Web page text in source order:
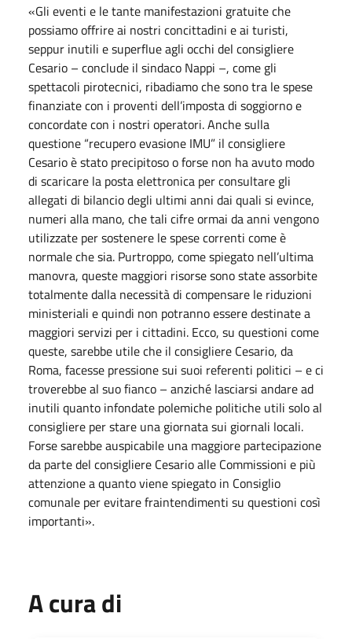
«Gli eventi e le tante manifestazioni gratuite che
possiamo offrire ai nostri concittadini e ai turisti,
seppur inutili e superflue agli occhi del consigliere
Cesario – conclude il sindaco Nappi –, come gli
spettacoli pirotecnici, ribadiamo che sono tra le spese
finanziate con i proventi dell’imposta di soggiorno e
concordate con i nostri operatori. Anche sulla
questione “recupero evasione IMU” il consigliere
Cesario è stato precipitoso o forse non ha avuto modo
di scaricare la posta elettronica per consultare gli
allegati di bilancio degli ultimi anni dai quali si evince,
numeri alla mano, che tali cifre ormai da anni vengono
utilizzate per sostenere le spese correnti come è
normale che sia. Purtroppo, come spiegato nell’ultima
manovra, queste maggiori risorse sono state assorbite
totalmente dalla necessità di compensare le riduzioni
ministeriali e quindi non potranno essere destinate a
maggiori servizi per i cittadini. Ecco, su questioni come
queste, sarebbe utile che il consigliere Cesario, da
Roma, facesse pressione sui suoi referenti politici – e ci
troverebbe al suo fianco – anziché lasciarsi andare ad
inutili quanto infondate polemiche politiche utili solo al
consigliere per stare una giornata sui giornali locali.
Forse sarebbe auspicabile una maggiore partecipazione
da parte del consigliere Cesario alle Commissioni e più
attenzione a quanto viene spiegato in Consiglio
comunale per evitare fraintendimenti su questioni così
importanti».
A cura di